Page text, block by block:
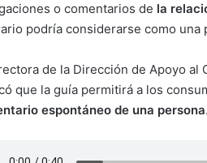
o comentarios de la
podría considerarse como
de la Dirección de Apoyo al
que la guía permitirá a los
espontáneo de una persona.